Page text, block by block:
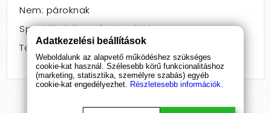
Nem: pároknak
Speciális jellemző: stimuláló
Termékcsoport: gél
Adatkezelési beállítások
Weboldalunk az alapvető működéshez szükséges
cookie-kat használ. Szélesebb körű funkcionalitáshoz
(marketing, statisztika, személyre szabás) egyéb
cookie-kat engedélyezhet. Részletesebb információk.